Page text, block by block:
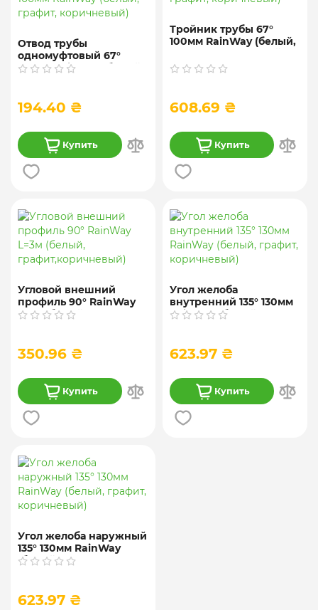
Отвод трубы
одномуфтовый 67°
100мм RainWay (белый,
194.40 ₴
Купить
Тройник трубы 67°
100мм RainWay (белый,
608.69 ₴
Купить
Угловой внешний
профиль 90° RainWay
L=3м (белый,
350.96 ₴
Купить
Угол желоба
внутренний 135° 130мм
RainWay (белый,
623.97 ₴
Купить
Угол желоба наружный
135° 130мм RainWay
(белый, графит,
623.97 ₴